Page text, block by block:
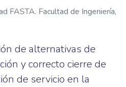
FASTA. Facultad de Ingeniería,
de alternativas de
y correcto cierre de
de servicio en la